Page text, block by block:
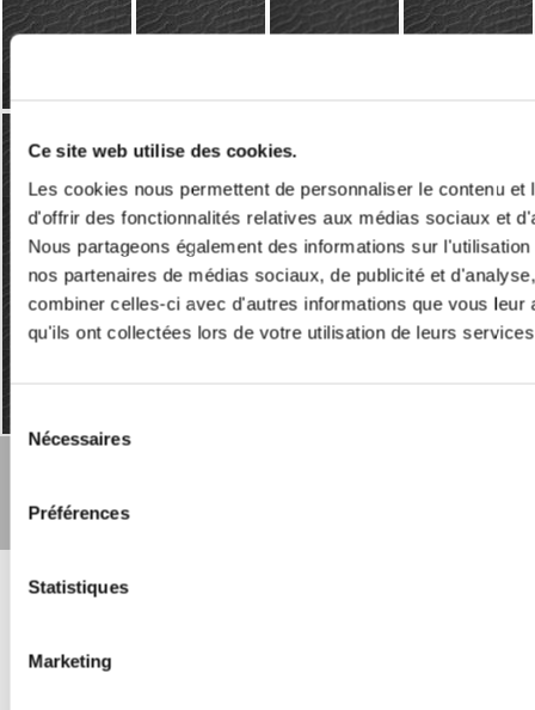
Ce site web utilise des cookies.
Les cookies nous permettent de personnaliser le contenu et
d'offrir des fonctionnalités relatives aux médias sociaux et
Nous partageons également des informations sur
nos partenaires de médias sociaux, de publicité et
combiner celles-ci avec d'autres informations que vous leur
qu'ils ont collectées lors de votre utilisation de leurs
du Nécessaires
Préférences
Statistiques
Marketing
TestimonialsBlogs
CTA's
Contact
pages